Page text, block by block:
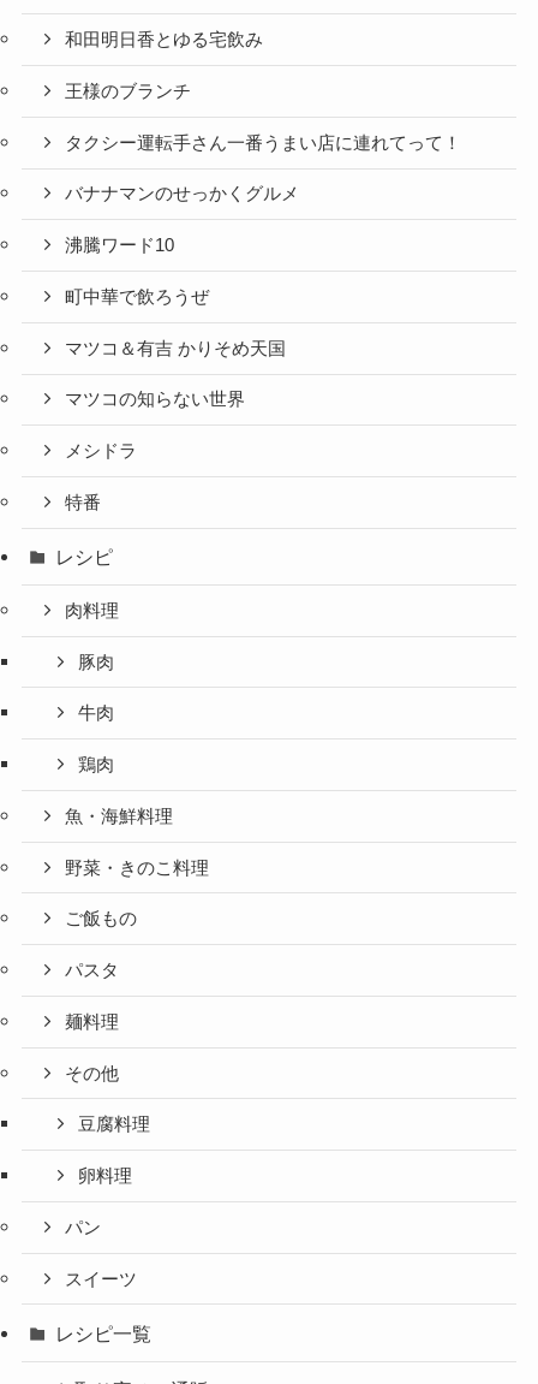
和田明日香とゆる宅飲み
王様のブランチ
タクシー運転手さん一番うまい店に連れてって！
バナナマンのせっかくグルメ
沸騰ワード10
町中華で飲ろうぜ
マツコ＆有吉 かりそめ天国
マツコの知らない世界
メシドラ
特番
レシピ
肉料理
豚肉
牛肉
鶏肉
魚・海鮮料理
野菜・きのこ料理
ご飯もの
パスタ
麺料理
その他
豆腐料理
卵料理
パン
スイーツ
レシピ一覧